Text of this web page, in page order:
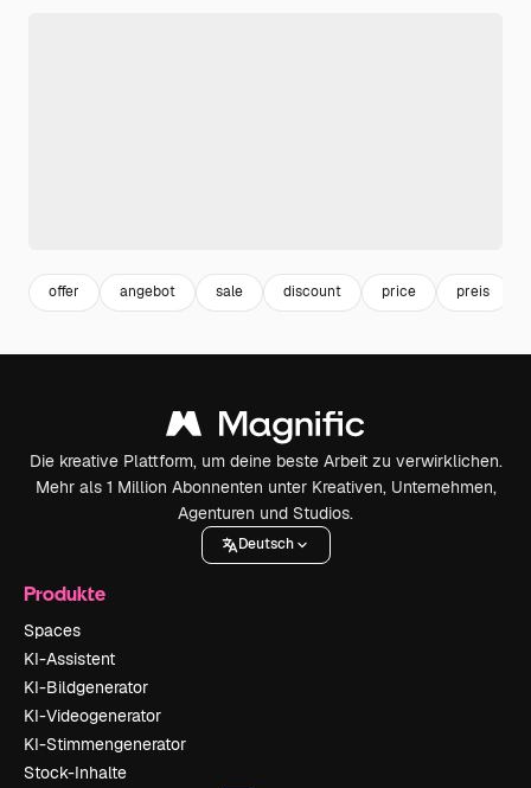
offer angebot sale discount price preis
Die kreative Plattform, um deine beste Arbeit zu verwirklichen.
Mehr als 1 Million Abonnenten unter Kreativen, Unternehmen,
Agenturen und Studios.
Deutsch
Produkte
Spaces
KI-Assistent
KI-Bildgenerator
KI-Videogenerator
KI-Stimmengenerator
Stock-Inhalte